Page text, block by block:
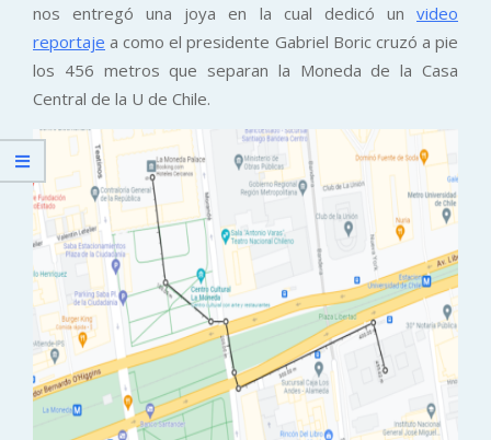
nos entregó una joya en la cual dedicó un video
reportaje a como el presidente Gabriel Boric cruzó a pie
los 456 metros que separan la Moneda de la Casa
Central de la U de Chile.